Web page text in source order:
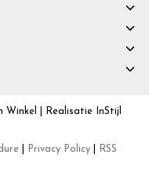
| Realisatie InStijl
Privacy Policy
RSS